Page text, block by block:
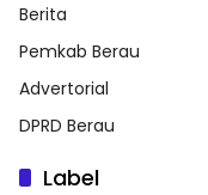
Berita
Pemkab Berau
Advertorial
DPRD Berau
Label